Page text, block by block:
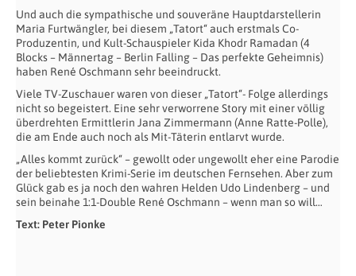
Und auch die sympathische und souveräne Hauptdarstellerin
Maria Furtwängler, bei diesem „Tatort“ auch erstmals Co-
Produzentin, und Kult-Schauspieler Kida Khodr Ramadan (4
Blocks – Männertag – Berlin Falling – Das perfekte Geheimnis)
haben René Oschmann sehr beeindruckt.
Viele TV-Zuschauer waren von dieser „Tatort“- Folge allerdings
nicht so begeistert. Eine sehr verworrene Story mit einer völlig
überdrehten Ermittlerin Jana Zimmermann (Anne Ratte-Polle),
die am Ende auch noch als Mit-Täterin entlarvt wurde.
„Alles kommt zurück“ – gewollt oder ungewollt eher eine Parodie
der beliebtesten Krimi-Serie im deutschen Fernsehen. Aber zum
Glück gab es ja noch den wahren Helden Udo Lindenberg – und
sein beinahe 1:1-Double René Oschmann – wenn man so will…
Text: Peter Pionke